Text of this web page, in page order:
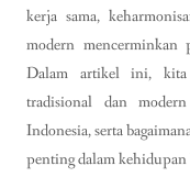
kerja sama,
modern mencerminkan
Dalam artikel ini, kita
tradisional dan
Indonesia, serta
penting dalam kehidupan